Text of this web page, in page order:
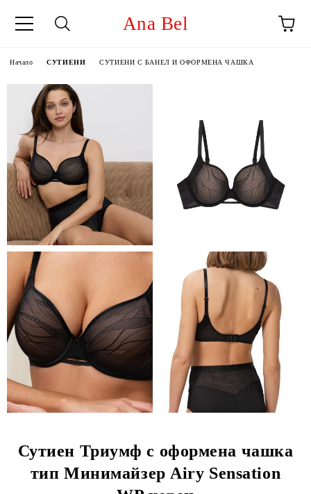
Ana Bel
Начало СУТИЕНИ СУТИЕНИ С БАНЕЛ И ОФОРМЕНА ЧАШКА
Сутиен Триумф с оформена чашка
тип Минимайзер Airy Sensation